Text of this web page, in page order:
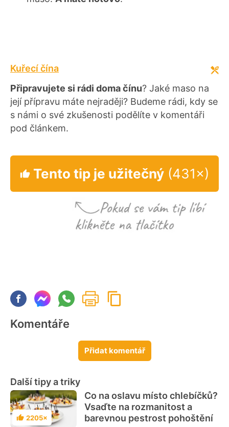
Kuřecí čína
Připravujete si rádi doma čínu? Jaké maso na
její přípravu máte nejraději? Budeme rádi, kdy se
s námi o své zkušenosti podělíte v komentáři
pod článkem.
Tento tip je užitečný (431×)
Komentáře
Přidat komentář
Další tipy a triky
Hodnocení
2205×
Co na oslavu místo chlebíčků?
Vsaďte na rozmanitost a
barevnou pestrost pohoštění